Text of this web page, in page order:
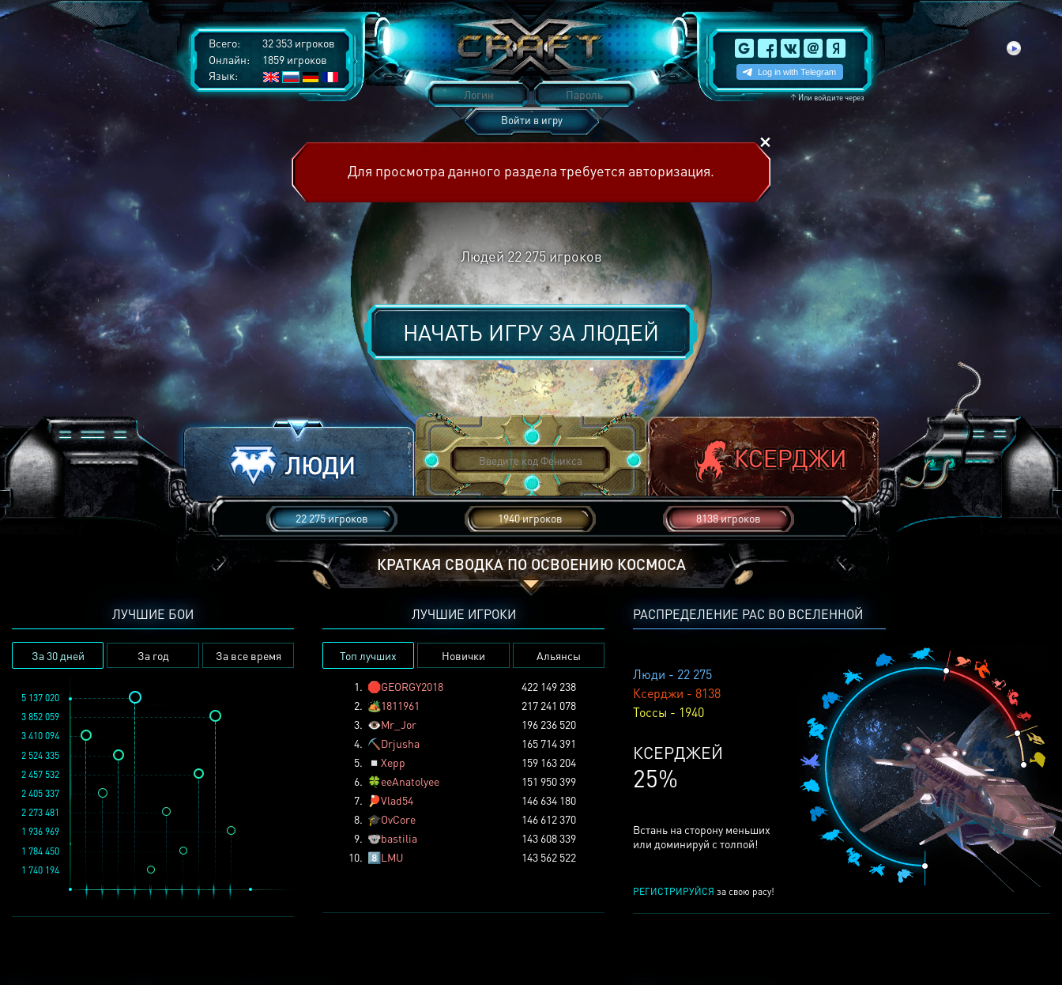
Всего:
32 353 игроков
Онлайн:
1859 игроков
Язык:
↑Или войдите через
Войти в игру
Для просмотра данного раздела требуется авторизация.
Людей 22 275игроков
НАЧАТЬ ИГРУ ЗАЛЮДЕЙ
22 275 игроков 1940 игроков 8138 игроков
КРАТКАЯ СВОДКА ПО ОСВОЕНИЮ КОСМОСА
РАСПРЕДЕЛЕНИЕ РАС ВО ВСЕЛЕННОЙ
Люди - 22 275
Ксерджи - 8138
Тоссы - 1940
КСЕРДЖЕЙ
25%
Встань на сторону меньших
или доминируй с толпой!
РЕГИСТРИРУЙСЯ за свою расу!
ЛУЧШИЕ БОИ
За 30 дней За год За все время
1 936 969
3 852 059
2 457 532
1 784 450
2 273 481
1 740 194
5 137 020
2 524 335
2 405 337
3 410 094
ЛУЧШИЕ ИГРОКИ
Топ лучших Новички Альянсы
1. 🛑GEORGY2018
422 149 238
2. 🏕️1811961
217 241 078
3. 👁️Mr_Jor
196 236 520
4. ⛏️ Drjusha
165 714 391
5.
◽ Xepp
159 163 204
6. 🍀eeAnatolyee
151 950 399
7.
🏓Vlad54
146 634 180
8. 🎓OvCore
146 612 370
9. 🐨bastilia
143 608 339
10. 8️⃣LMU 143 562 522